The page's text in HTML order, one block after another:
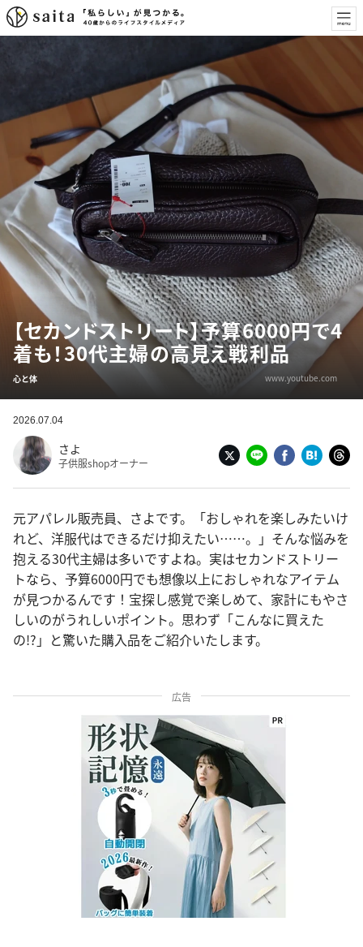
【セカンドストリート】予算6000円で4
着も！30代主婦の高見え戦利品
心と体 www.youtube.com
2026.07.04
さよ
子供服shopオーナー
元アパレル販売員、さよです。「おしゃれを楽しみたいけ
れど、洋服代はできるだけ抑えたい……。」そんな悩みを
抱える30代主婦は多いですよね。実はセカンドストリー
トなら、予算6000円でも想像以上におしゃれなアイテム
が見つかるんです！宝探し感覚で楽しめて、家計にもやさ
しいのがうれしいポイント。思わず「こんなに買えた
の!?」と驚いた購入品をご紹介いたします。
広告